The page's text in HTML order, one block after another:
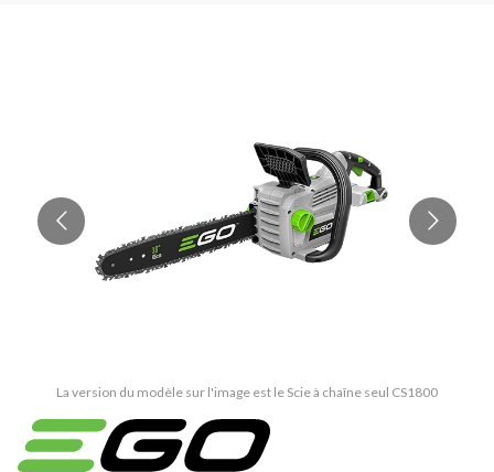
La version du modèle sur l'image est le Scie à chaîne seul CS1800